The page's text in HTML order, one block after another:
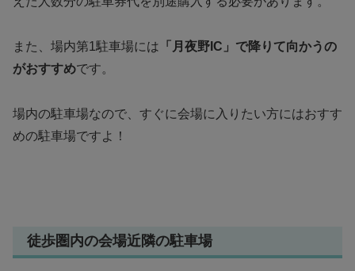
また、場内第1駐車場には 「月夜野IC」で降りて向かうの
がおすすめです。
場内の駐車場なので、すぐに会場に入りたい方にはおすす
めの駐車場ですよ！
徒歩圏内の会場近隣の駐車場